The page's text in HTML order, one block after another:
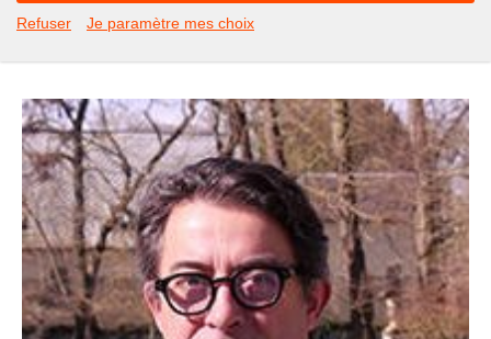
Refuser Je paramètre mes choix
Thomas Degos, la lame de fond de